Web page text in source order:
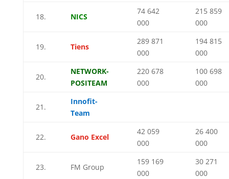
18. NICS
74 642
000
215 859
000
19. Tiens
289 871
000
194 815
000
20.
NETWORK-
POSITEAM
220 678
000
100 698
000
21.
Innofit-
Team
22. Gano Excel
42 059
000
26 400
000
23. FM Group
159 169
000
30 271
000